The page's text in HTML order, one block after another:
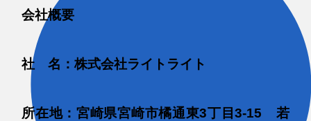
会社概要
社 名：株式会社ライトライト
所在地：宮崎県宮崎市橘通東3丁目3-15 若